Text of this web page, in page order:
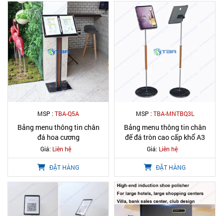
MSP :TBA-Q5A
Bảng menu thông tin chân
đá hoa cương
Giá: Liên hệ
ĐẶT HÀNG
MSP :TBA-MNTBQ3L
Bảng menu thông tin chân
đế đá tròn cao cấp khổ A3
Giá: Liên hệ
ĐẶT HÀNG